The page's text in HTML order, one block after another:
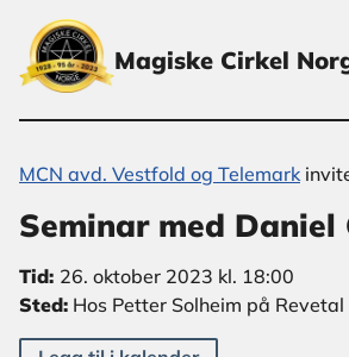
Magiske Cirkel
MCN avd. Vestfold og Telemark
Seminar med Daniel
Tid: 26. oktober 2023 kl. 18:00
Sted: Hos Petter Solheim på Revetal